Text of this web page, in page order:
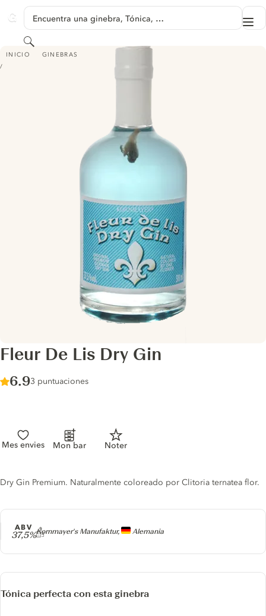
GINVENTORY
Encuentra una ginebra, Tónica, …
Buscar
INICIO GINEBRAS
FLEUR DE LIS DRY GIN
Fleur De Lis Dry Gin
Score :
6.9/ 10
3 puntuaciones
Mes envies Mon bar Noter
Producer
Kornmayer's Manufaktur, Alemania
ABV
37,5%
Gin description
Dry Gin Premium. Naturalmente coloreado por Clitoria ternatea flor.
Tónica perfecta con esta ginebra